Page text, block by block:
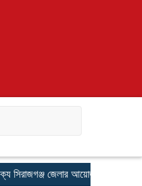
সিরাজগঞ্জ জেলার আয়োজনে গনভোটের